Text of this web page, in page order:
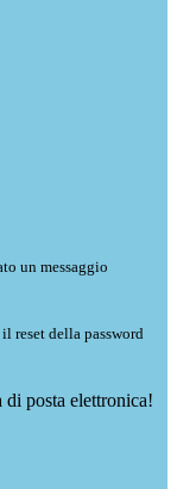
un messaggio
reset della password
posta elettronica!